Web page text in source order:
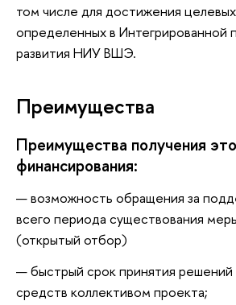
том числе для достижения
определенных в Интегрированной
развития НИУ ВШЭ.
Преимущества
Преимущества получения
финансирования:
возможность обращения за
всего периода существования
(открытый отбор)
быстрый срок принятия решений
средств коллективом проекта;